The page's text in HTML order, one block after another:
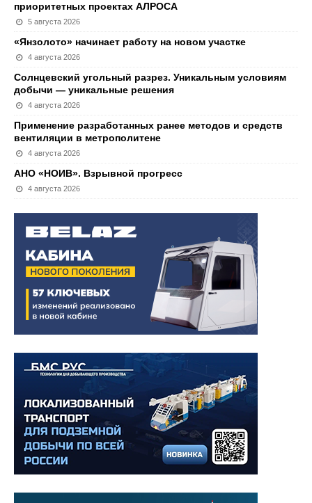
приоритетных проектах АЛРОСА
5 августа 2026
«Янзолото» начинает работу на новом участке
4 августа 2026
Солнцевский угольный разрез. Уникальным условиям
добычи — уникальные решения
4 августа 2026
Применение разработанных ранее методов и средств
вентиляции в метрополитене
4 августа 2026
АНО «НОИВ». Взрывной прогресс
4 августа 2026